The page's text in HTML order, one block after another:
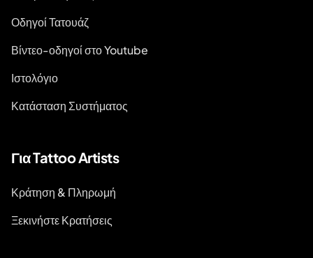
Οδηγοί Τατουάζ
Βίντεο-οδηγοί στο Youtube
Ιστολόγιο
Κατάσταση Συστήματος
Για Tattoo Artists
Κράτηση & Πληρωμή
Ξεκινήστε Κρατήσεις